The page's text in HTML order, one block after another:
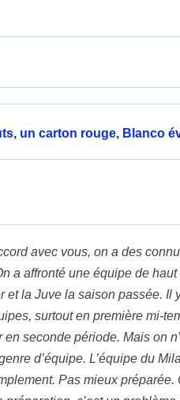
un carton rouge, Blanco
avec vous, on a des
a affronté une équipe de
et la Juve la saison passée. Il
surtout en première mi-
en seconde période. Mais on
d’équipe. L’équipe du
Pas mieux préparée.